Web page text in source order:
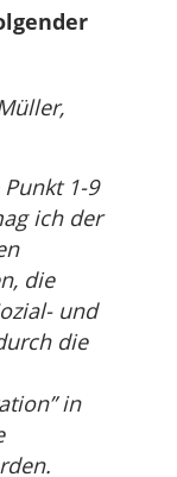
1-9
ich der
die
und
die
in